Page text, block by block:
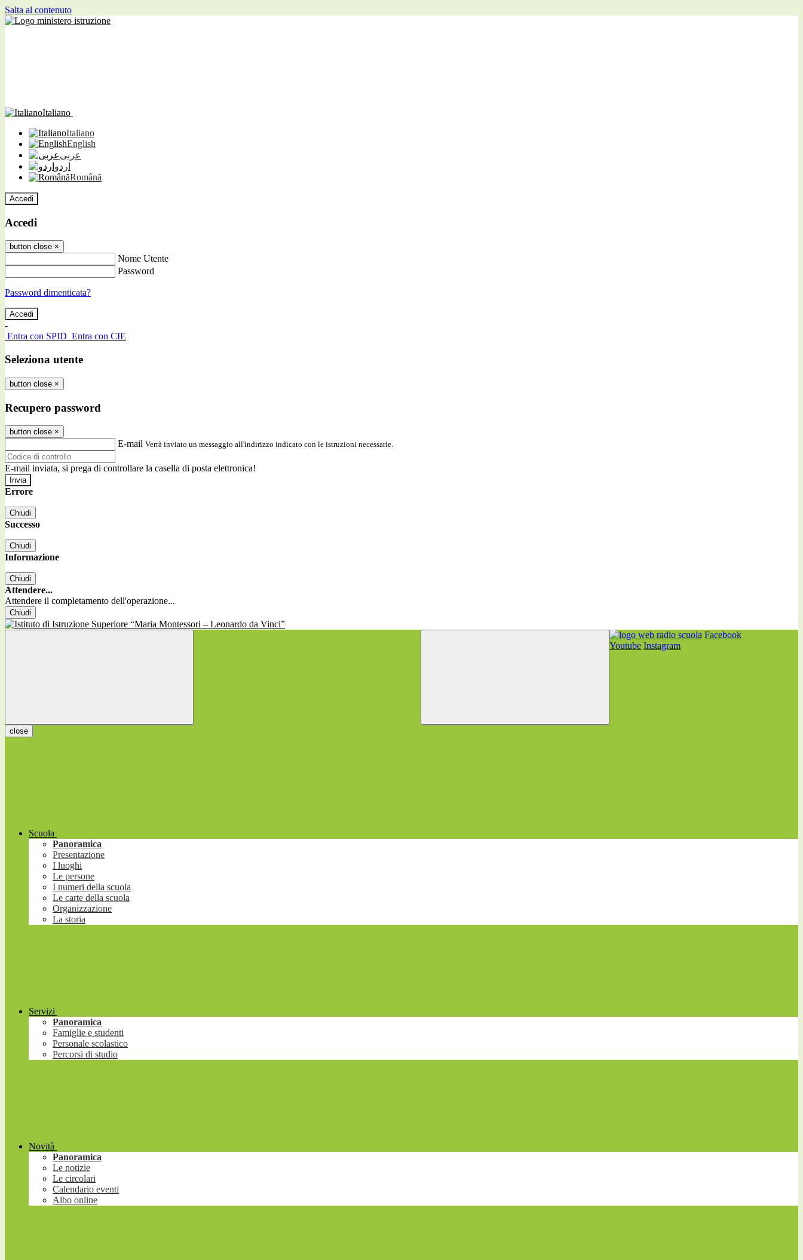
Salta al contenuto
Italiano
Italiano
English
عربى
اردو
Română
Accedi
Accedi
button close ×
Nome Utente
Password
Password dimenticata?
-
Entra con SPID Entra con CIE
Seleziona utente
button close ×
Recupero password
button close ×
E-mail Verrà inviato un messaggio all'indirizzo indicato con le istruzioni necessarie.
E-mail inviata, si prega di controllare la casella di posta elettronica!
Errore
Chiudi
Successo
Chiudi
Informazione
Chiudi
Attendere...
Attendere il completamento dell'operazione...
Chiudi
Facebook
Youtube Instagram
close
Scuola
Panoramica
Presentazione
I luoghi
Le persone
I numeri della scuola
Le carte della scuola
Organizzazione
La storia
Servizi
Panoramica
Famiglie e studenti
Personale scolastico
Percorsi di studio
Novità
Panoramica
Le notizie
Le circolari
Calendario eventi
Albo online